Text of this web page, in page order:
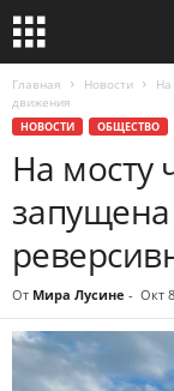
Главная Новости
На
движения
НОВОСТИ ОБЩЕСТВО
На мосту
От Мира Лусине - Окт